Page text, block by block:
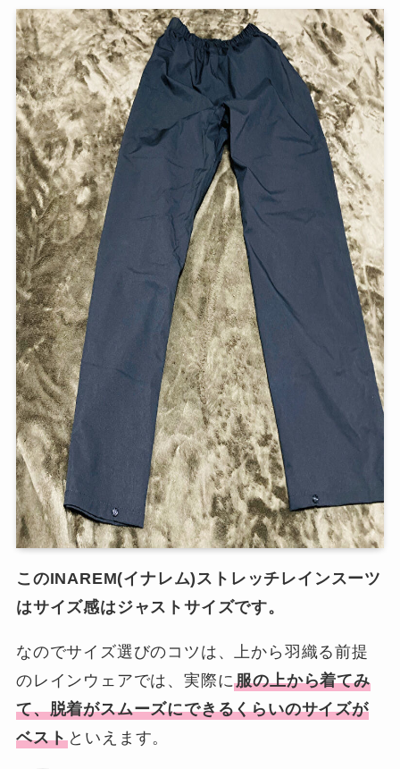
このINAREM(イナレム)ストレッチレインスーツ
はサイズ感はジャストサイズです。
なのでサイズ選びのコツは、上から羽織る前提
のレインウェアでは、実際に服の上から着てみ
て、脱着がスムーズにできるくらいのサイズが
ベスト といえます。